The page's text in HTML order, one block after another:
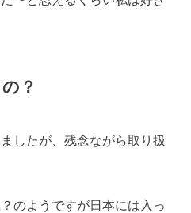
？
したが、残念ながら取り扱
のようですが日本には入っ